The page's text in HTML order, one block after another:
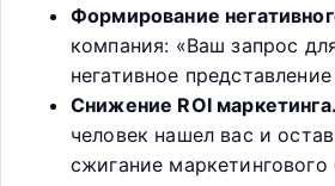
Формирование
компания: «Ваш запрос
негативное
Снижение ROI маркетинга.
человек нашел вас и
сжигание